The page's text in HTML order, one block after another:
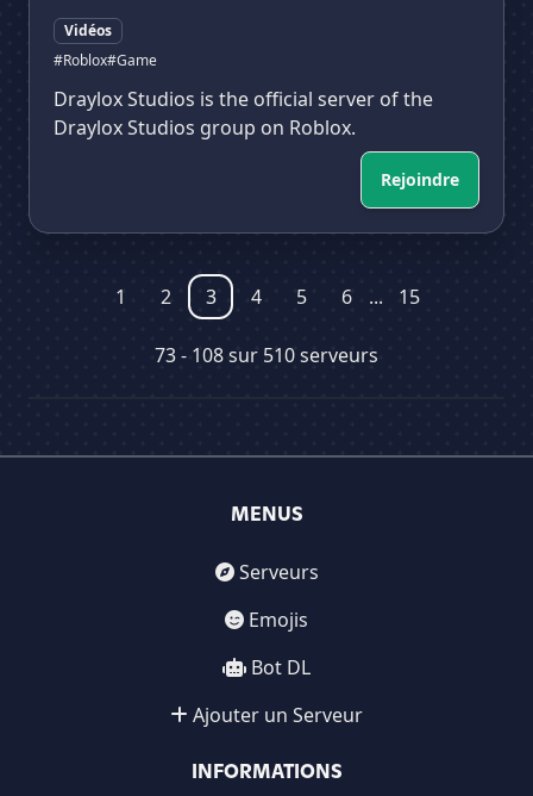
Vidéos
#Roblox#Game
Draylox Studios is the official server of the
Draylox Studios group on Roblox.
Rejoindre
1 2 3 4 5 6 ... 15
73 - 108 sur 510 serveurs
MENUS
Serveurs
Emojis
Bot DL
Ajouter un Serveur
INFORMATIONS